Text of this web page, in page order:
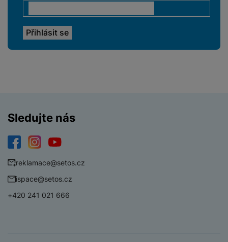
Sledujte nás
reklamace@setos.cz
ispace@setos.cz
+420 241 021 666